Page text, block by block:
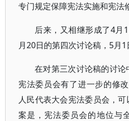
专门规定保障宪法实施和宪法
后来，又相继形成了4月
月20日的第四次讨论稿，5月1
在对第三次讨论稿的讨
宪法委员会有了进一步的修
人民代表大会宪法委员会，
案是，宪法委员会的地位与